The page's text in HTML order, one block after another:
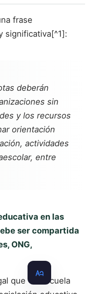
frase
significativa[^1]:
deberán
sin
y los recursos
orientación
actividades
entre
en las
ser compartida
ONG,
que "la escuela